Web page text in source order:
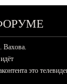
Вахова.
это